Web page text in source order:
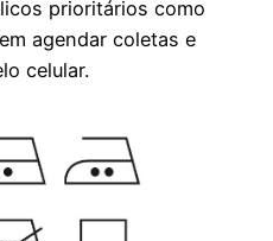
prioritários como
agendar coletas e
celular.